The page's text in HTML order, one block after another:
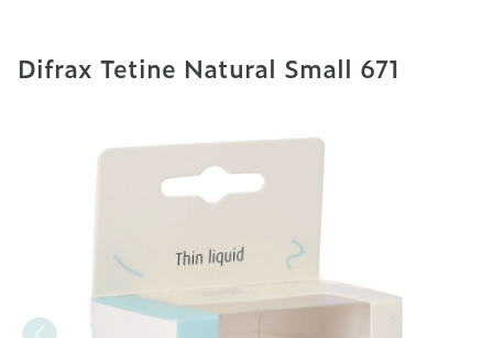
Difrax Tetine Natural Small 671